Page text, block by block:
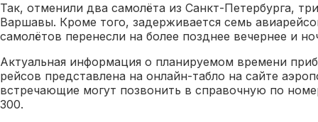
Так, отменили два самолёта из Санкт-Петербурга,
Варшавы. Кроме того, задерживается семь
самолётов перенесли на более позднее вечернее и
Актуальная информация о планируемом времени
рейсов представлена на онлайн-табло на сайте
встречающие могут позвонить в справочную по
300.